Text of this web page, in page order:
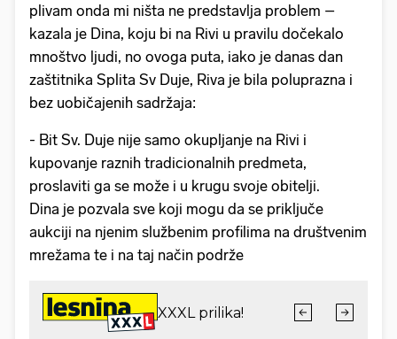
plivam onda mi ništa ne predstavlja problem –
kazala je Dina, koju bi na Rivi u pravilu dočekalo
mnoštvo ljudi, no ovoga puta, iako je danas dan
zaštitnika Splita Sv Duje, Riva je bila poluprazna i
bez uobičajenih sadržaja:
- Bit Sv. Duje nije samo okupljanje na Rivi i
kupovanje raznih tradicionalnih predmeta,
proslaviti ga se može i u krugu svoje obitelji.
Dina je pozvala sve koji mogu da se priključe
aukciji na njenim službenim profilima na društvenim
mrežama te i na taj način podrže